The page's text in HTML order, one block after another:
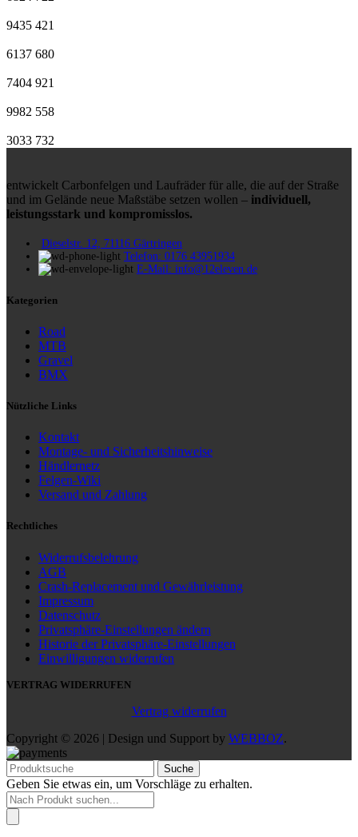
9435 421
6137 680
7404 921
9982 558
3033 732
entwickelt Carbonfelgen und Laufräder für alle, die auf der Straße
und im Gelände neue Maßstäbe setzen wollen – individuell,
leistungsstark und kompromisslos.
Dieselstr. 12, 71116 Gärtringen
Telefon: 0176 43951934
E-Mail: info@12eleven.de
Kategorien
Road
MTB
Gravel
BMX
Nützliche Links
Kontakt
Montage- und Sicherheitshinweise
Händlernetz
Felgen-Wiki
Versand und Zahlung
Rechtliches
Widerrufsbelehrung
AGB
Crash-Replacement und Gewährleistung
Impressum
Datenschutz
Privatsphäre-Einstellungen ändern
Historie der Privatsphäre-Einstellungen
Einwilligungen widerrufen
VERTRAG WIDERRUFEN
Vertrag widerrufen
Copyright © 2026 | Design und Support by WEBBOZ.
Suche
Geben Sie etwas ein, um Vorschläge zu erhalten.
Products
search